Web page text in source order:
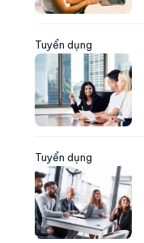
Tuyển dụng
Tuyển dụng